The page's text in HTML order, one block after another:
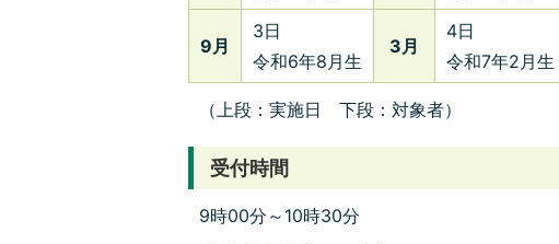
9月
3日
令和6年8月生
3月
4日
令和7年2月生
（上段：実施日 下段：対象者）
受付時間
9時00分～10時30分